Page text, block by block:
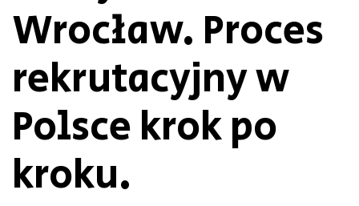
Wrocław. Proces
rekrutacyjny w
Polsce krok po
kroku.